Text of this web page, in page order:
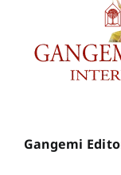
Gangemi